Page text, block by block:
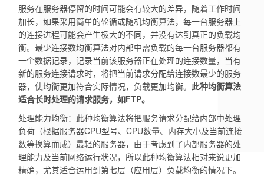
服务在服务器停留的时间可能会有较大的差异，随着工作时间
加长，如果采用简单的轮循或随机均衡算法，每一台服务器上
的连接进程可能会产生极大的不同，并没有达到真正的负载均
衡。最少连接数均衡算法对内部中需负载的每一台服务器都有
一个数据记录，记录当前该服务器正在处理的连接数量，当有
新的服务连接请求时，将把当前请求分配给连接数最少的服务
器，使均衡更加符合实际情况，负载更加均衡。 此种均衡算法
适合长时处理的请求服务，如FTP。
处理能力均衡：此种均衡算法将把服务请求分配给内部中处理
负荷（根据服务器CPU型号、CPU数量、内存大小及当前连接
数等换算而成）最轻的服务器，由于考虑到了内部服务器的处
理能力及当前网络运行状况，所以此种均衡算法相对来说更加
精确，尤其适合运用到第七层（应用层）负载均衡的情况下。